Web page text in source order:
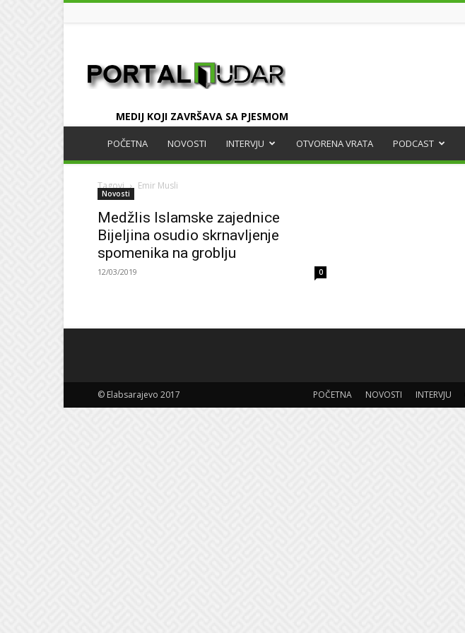
MEDIJ KOJI ZAVRŠAVA SA PJESMOM
POČETNA NOVOSTI INTERVJU OTVORENA VRATA PODCAST
Tagovi Emir Musli
Novosti
Medžlis Islamske zajednice
Bijeljina osudio skrnavljenje
spomenika na groblju
12/03/2019 0
POČETNA NOVOSTI INTERVJU
© Elabsarajevo 2017